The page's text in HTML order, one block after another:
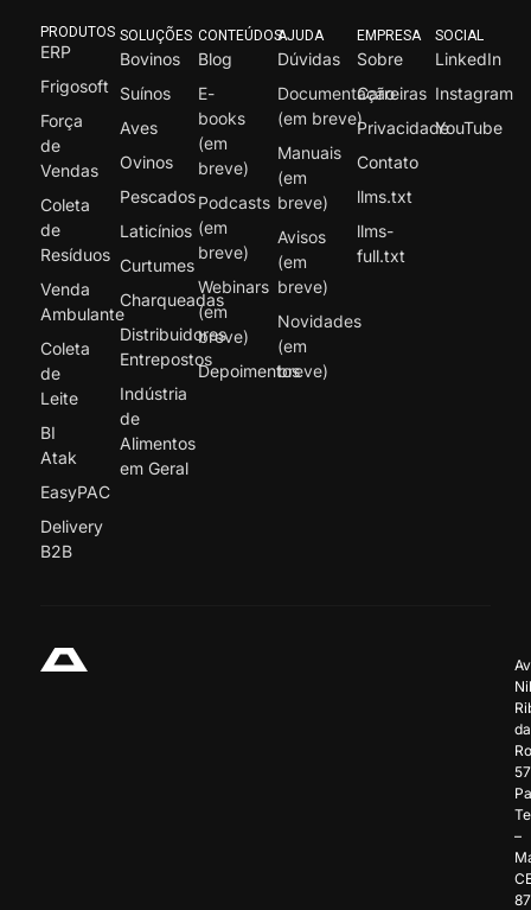
PRODUTOS
ERP
Frigosoft
Força
de
Vendas
Coleta
de
Resíduos
Venda
Ambulante
Coleta
de
Leite
BI
Atak
EasyPAC
Delivery
B2B
SOLUÇÕES
Bovinos
Suínos
Aves
Ovinos
Pescados
Laticínios
Curtumes
Charqueadas
Distribuidores
Entrepostos
Indústria
de
Alimentos
em Geral
CONTEÚDOS
Blog
E-
books
(em
breve)
Podcasts
(em
breve)
Webinars
(em
breve)
Depoimentos
AJUDA
Dúvidas
Documentação
(em breve)
Manuais
(em
breve)
Avisos
(em
breve)
Novidades
(em
breve)
EMPRESA
Sobre
Carreiras
Privacidade
Contato
llms.txt
llms-
full.txt
SOCIAL
LinkedIn
Instagram
YouTube
da
–